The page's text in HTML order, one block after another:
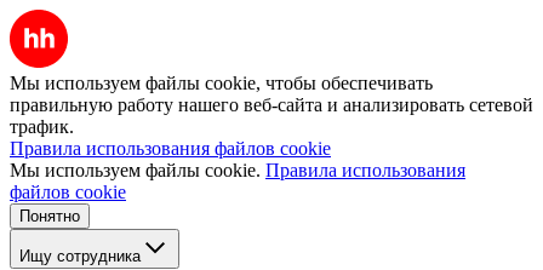
Мы используем файлы cookie, чтобы обеспечивать
правильную работу нашего веб-сайта и анализировать сетевой
трафик.
Правила использования файлов cookie
Мы используем файлы cookie. Правила использования
файлов cookie
Понятно
Ищу сотрудника